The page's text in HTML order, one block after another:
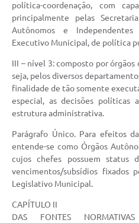
política-coordenação, com
principalmente pelas
Autônomos e
Executivo Municipal, de política
III – nível 3: composto por
seja, pelos diversos
finalidade de tão somente
especial, as decisões políticas
estrutura administrativa.
Parágrafo Único. Para efeitos
entende-se como Órgãos
cujos chefes possuem status
vencimentos/subsídios
Legislativo Municipal.
CAPÍTULO II
DAS FONTES